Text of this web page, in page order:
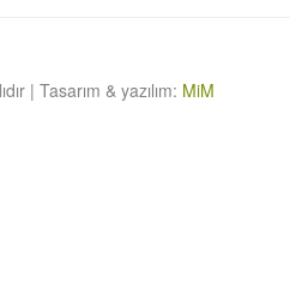
| Tasarım & yazılım: MiM